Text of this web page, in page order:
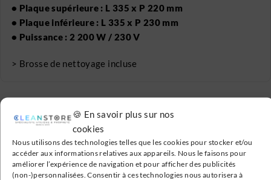
🍪 En savoir plus sur nos
cookies
Nous utilisons des technologies telles que les cookies pour stocker et/ou
accéder aux informations relatives aux appareils. Nous le faisons pour
améliorer l’expérience de navigation et pour afficher des publicités
(non-)personnalisées. Consentir à ces technologies nous autorisera à
• Plaque supérieure : L 335 x P 220 mm
• Plaque inférieure : L 335 x P 230 mm
• Puissance : 2 200 W / 230 V
> Brosse de nettoyage incluse
Livraison Gratuite
En France métropolitaine à partir de 199€